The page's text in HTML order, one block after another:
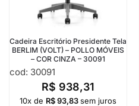
Cadeira Escritório Presidente Tela
BERLIM (VOLT) – POLLO MÓVEIS
– COR CINZA – 30091
cod: 30091
R$ 938,31
10x de R$93,83sem juros